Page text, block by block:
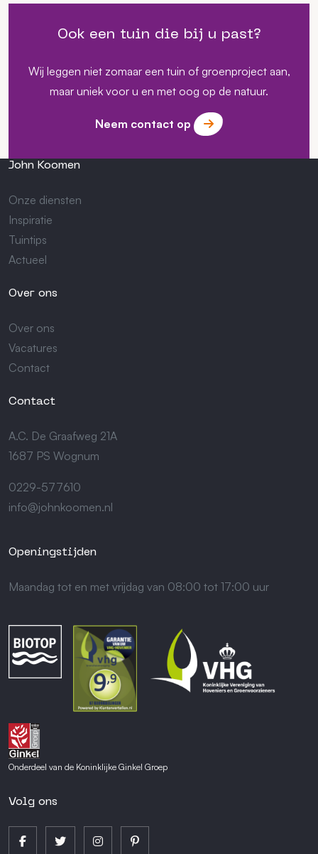
Ook een tuin die bij u past?
Wij leggen niet zomaar een tuin of groenproject aan,
maar uniek voor u en met oog op de natuur.
Neem contact op
John Koomen
Onze diensten
Inspiratie
Tuintips
Actueel
Over ons
Over ons
Vacatures
Contact
Contact
A.C. De Graafweg 21A
1687 PS Wognum
0229-577610
info@johnkoomen.nl
Openingstijden
Maandag tot en met vrijdag van 08:00 tot 17:00 uur
Onderdeel van de Koninklijke Ginkel Groep
Volg ons